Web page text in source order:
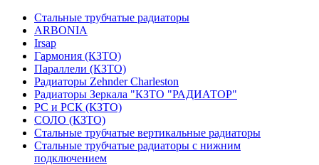
Стальные трубчатые радиаторы
ARBONIA
Irsap
Гармония (КЗТО)
Параллели (КЗТО)
Радиаторы Zehnder Charleston
Радиаторы Зеркала "КЗТО "РАДИАТОР"
РС и РСК (КЗТО)
СОЛО (КЗТО)
Стальные трубчатые вертикальные радиаторы
Стальные трубчатые радиаторы с нижним
подключением